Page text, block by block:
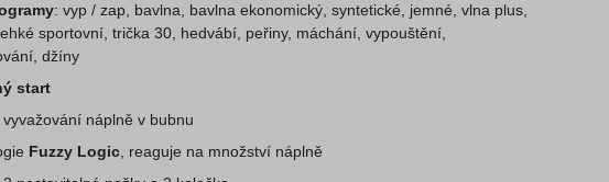
: vyp / zap, bavlna, bavlna ekonomický, syntetické, jemné, vlna plus,
sportovní, trička 30, hedvábí, peřiny, máchání, vypouštění,
džíny
start
vyvažování náplně v bubnu
Fuzzy Logic , reaguje na množství náplně